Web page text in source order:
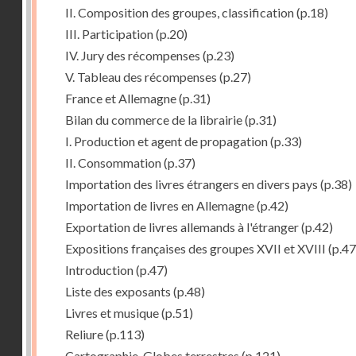
II. Composition des groupes, classification(p.18)
III. Participation(p.20)
IV. Jury des récompenses (p.23)
V. Tableau des récompenses (p.27)
France et Allemagne(p.31)
Bilan du commerce de la librairie(p.31)
I. Production et agent de propagation(p.33)
II. Consommation(p.37)
Importation des livres étrangers en divers pays (p.38)
Importation de livres en Allemagne(p.42)
Exportation de livres allemands à l'étranger(p.42)
Expositions françaises des groupes XVII et XVIII
Introduction(p.47)
Liste des exposants (p.48)
Livres et musique(p.51)
Reliure(p.113)